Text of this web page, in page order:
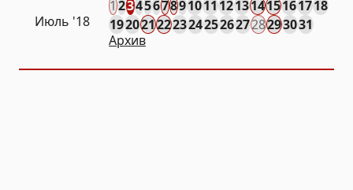
Июль '18
123456789101112131415161718
19202122232425262728293031
Архив